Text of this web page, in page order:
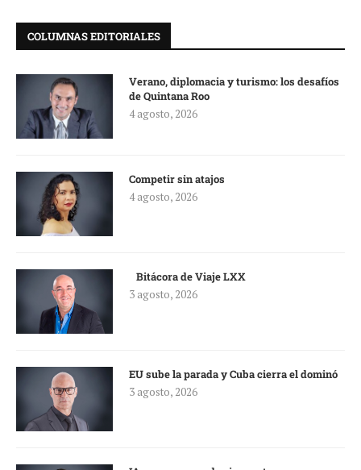
COLUMNAS EDITORIALES
Verano, diplomacia y turismo: los desafíos
de Quintana Roo
4 agosto, 2026
Competir sin atajos
4 agosto, 2026
Bitácora de Viaje LXX
3 agosto, 2026
EU sube la parada y Cuba cierra el dominó
3 agosto, 2026